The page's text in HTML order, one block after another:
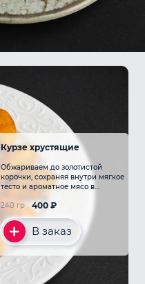
Курзе хрустящие
Обжариваем до золотистой
корочки, сохраняя внутри мягкое
тесто и ароматное мясо в
400 ₽
240 гр
В заказ